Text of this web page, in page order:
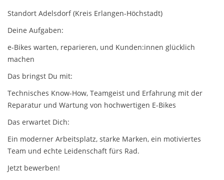
Standort Adelsdorf (Kreis Erlangen-Höchstadt)
Deine Aufgaben:
e-Bikes warten, reparieren, und Kunden:innen glücklich
machen
Das bringst Du mit:
Technisches Know-How, Teamgeist und Erfahrung mit der
Reparatur und Wartung von hochwertigen E-Bikes
Das erwartet Dich:
Ein moderner Arbeitsplatz, starke Marken, ein motiviertes
Team und echte Leidenschaft fürs Rad.
Jetzt bewerben!